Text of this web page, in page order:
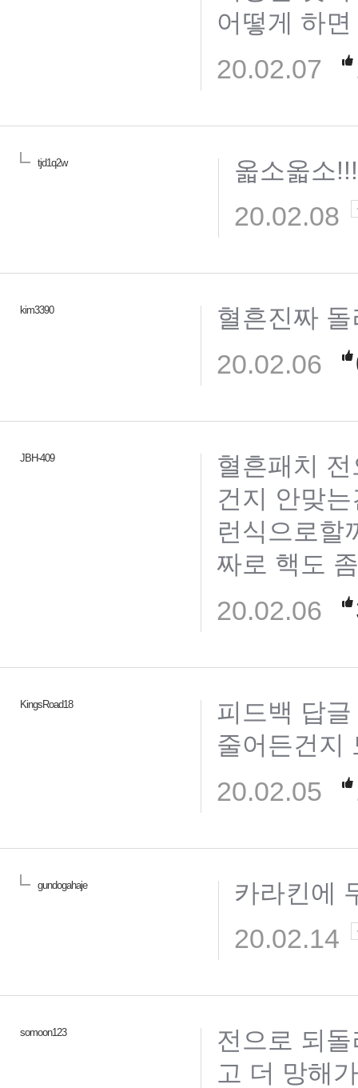
어떻게 하
20.02.07
tjd1q2w 옯소옯소
20.02.08
kim3390 혈흔진짜
20.02.06
JBH-409
혈흔패치
건지 안맞
런식으로할
짜로 핵도
20.02.06
KingsRoad18
피드백 답
줄어든건지
20.02.05
gundogahaje 카라킨에
20.02.14
somoon123
전으로 되
고 더 망해